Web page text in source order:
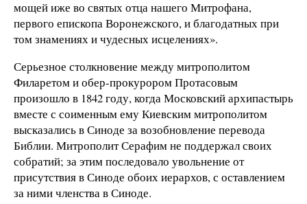
мощей иже во святых отца нашего Митрофана,
первого епископа Воронежского, и благодатных при
том знамениях и чудесных исцелениях».
Серьезное столкновение между митрополитом
Филаретом и обер-прокурором Протасовым
произошло в 1842 году, когда Московский архипастырь
вместе с соименным ему Киевским митрополитом
высказались в Синоде за возобновление перевода
Библии. Митрополит Серафим не поддержал своих
собратий; за этим последовало увольнение от
присутствия в Синоде обоих иерархов, с оставлением
за ними членства в Синоде.